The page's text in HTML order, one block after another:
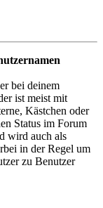
bei deinem
ist meist mit
Kästchen oder
Status im Forum
wird auch als
in der Regel um
zu Benutzer